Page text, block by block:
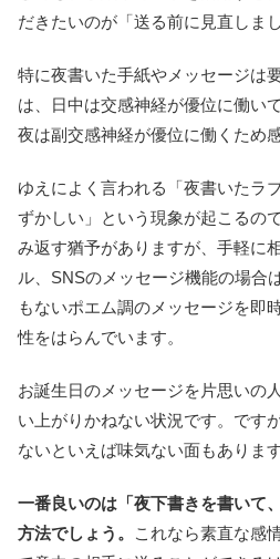
だきたいのが「送る前に見直しま
特に夜書いた手紙やメッセージは
は、日中は交感神経が優位に働い
夜は副交感神経が優位に働くため
ゆえによく言われる「夜書いたラ
ずかしい」という現象が起こるの
み返す猶予がありますが、手軽に
ル、SNSのメッセージ機能の場合
もないポエム調のメッセージを即
性をはらんでいます。
お誕生日のメッセージを片思いの
い上がりかねない状況です。です
ないといえば味気ない面もあります
一番良いのは「夜下書きを書いて
方法でしょう。
これなら素直な感